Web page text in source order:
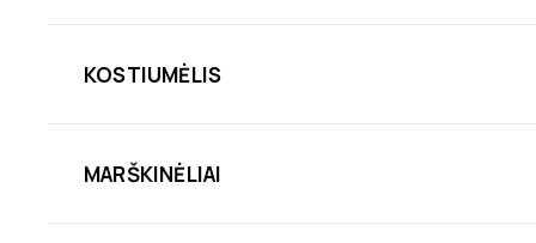
KOSTIUMĖLIS
MARŠKINĖLIAI